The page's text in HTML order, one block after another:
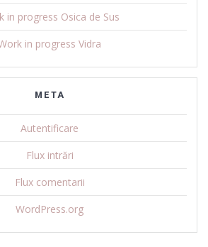
in progress Osica de Sus
in progress Vidra
META
Autentificare
Flux intrări
Flux comentarii
WordPress.org